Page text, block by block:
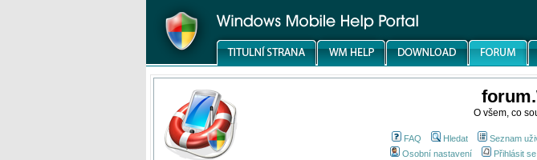
O všem, co
FAQ Hledat Seznam
Osobní nastavení
Přihlásit